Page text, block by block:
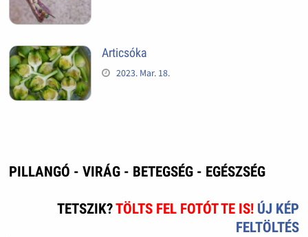
Articsóka
2023. Mar. 18.
PILLANGÓ - VIRÁG - BETEGSÉG - EGÉSZSÉG
TETSZIK?TÖLTS FEL FOTÓT TE IS! ÚJ KÉP
FELTÖLTÉS